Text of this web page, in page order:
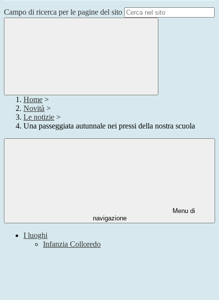
Campo di ricerca per le pagine del sito
Home >
Novità >
Le notizie >
Una passeggiata autunnale nei pressi della nostra scuola
Menu di
navigazione
I luoghi
Infanzia Colloredo